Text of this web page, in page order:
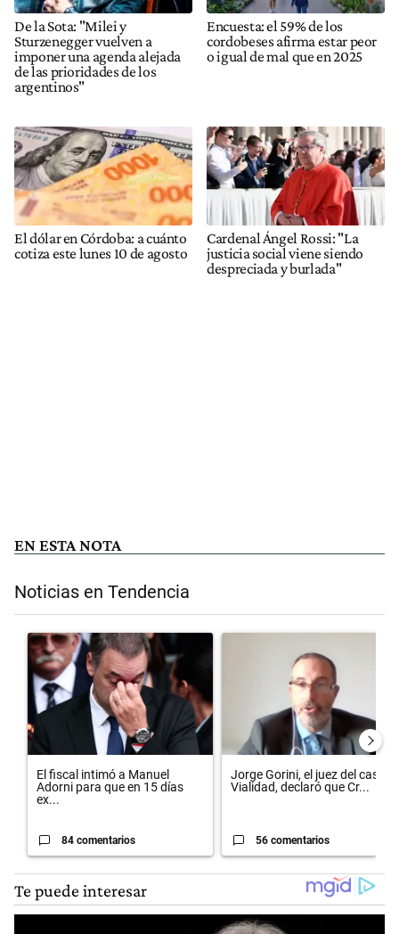
De la Sota: "Milei y
Sturzenegger vuelven a
imponer una agenda alejada
de las prioridades de los
argentinos"
Encuesta: el 59% de los
cordobeses afirma estar peor
o igual de mal que en 2025
El dólar en Córdoba: a cuánto
cotiza este lunes 10 de agosto
Cardenal Ángel Rossi: "La
justicia social viene siendo
despreciada y burlada"
EN ESTA NOTA
Noticias en Tendencia
Un artículo de tendencia con el título "El fiscal intimó a Manuel
El fiscal intimó a Manuel
Adorni para que en 15 días
ex...
84 comentarios
Un artículo de tendencia con el
Jorge Gorini, el juez del caso
Vialidad, declaró que Cr...
56 comentarios